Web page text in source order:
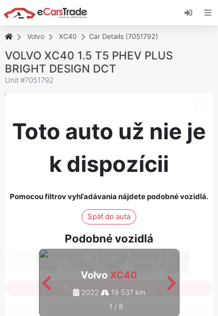
Nainštalujte si webovú aplikáciu eCarsTrade,
pridajte si ju na domovskú obrazovku a
Volvo XC40 Car Details (7051792)
VOLVO XC40 1.5 T5 PHEV PLUS
BRIGHT DESIGN DCT
Unit #7051792
Toto auto už nie je
k dispozícii
Pomocou filtrov vyhľadávania nájdete podobné vozidlá.
Späť do auta
Podobné vozidlá
Volvo XC40
2022
19 537 km
1 / 8
Sign in to see all photos